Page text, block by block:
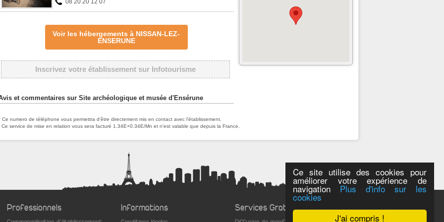
J'ai compris !
Ce site utilise des cookies pour
améliorer votre expérience de
navigation Plus d'info sur les
cookies
08 20 20 12 07
Voir les hébergements à NISSAN-LEZ-
ENSERUNE
Inscrivez votre établissement sur Infotourisme
et commentaires sur Site archéologique et musée d'Ensérune
Ce numero de téléphone vous permettra d'être directement mis en contact avec l'établissement.
Ce service de mise en relation vous sera facturé 1.34E+0.34E/Mn et n'est valable que depuis la France.
Professionnels Informations Services Gratuits